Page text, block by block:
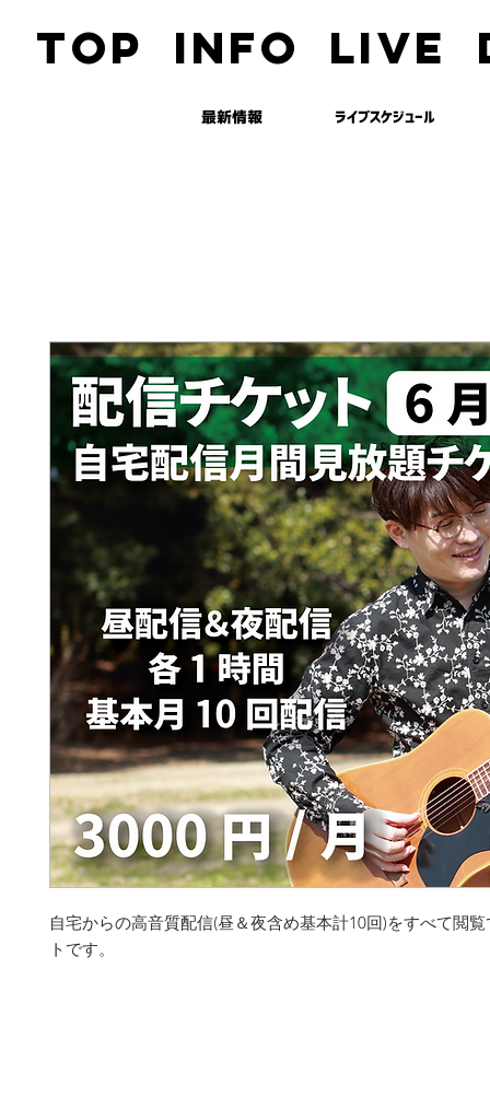
TOP INFO LIVE
最新情報 ライブスケジュール
自宅からの高音質配信(昼＆夜含め基本計10回)をすべて閲
トです。